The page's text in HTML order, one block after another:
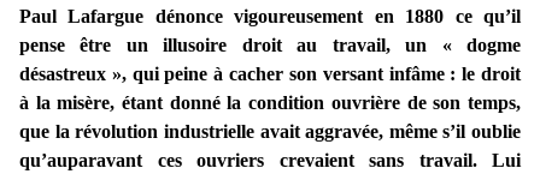
Paul Lafargue dénonce vigoureusement en 1880 ce qu’il
pense être un illusoire droit au travail, un « dogme
désastreux », qui peine à cacher son versant infâme : le droit
à la misère, étant donné la condition ouvrière de son temps,
que la révolution industrielle avait aggravée, même s’il oublie
qu’auparavant ces ouvriers crevaient sans travail. Lui